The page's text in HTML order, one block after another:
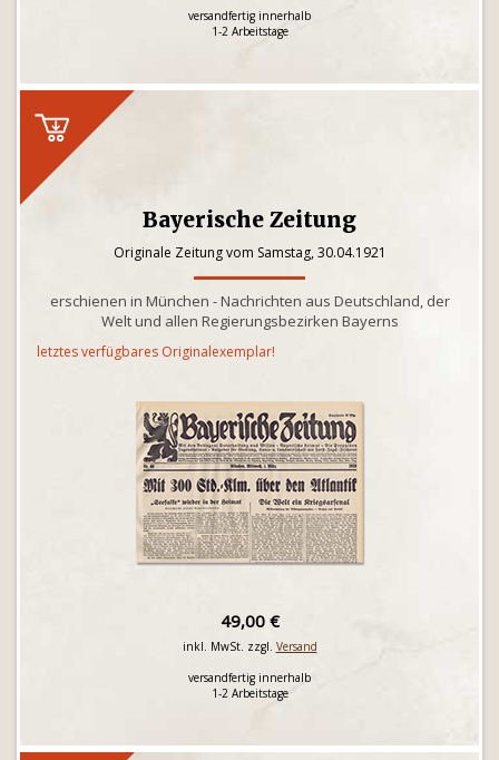
versandfertig innerhalb
1-2 Arbeitstage
Bayerische Zeitung
Originale Zeitung vom Samstag, 30.04.1921
erschienen in München - Nachrichten aus Deutschland, der
Welt und allen Regierungsbezirken Bayerns
letztes verfügbares Originalexemplar!
49,00 €
inkl. MwSt. zzgl. Versand
versandfertig innerhalb
1-2 Arbeitstage